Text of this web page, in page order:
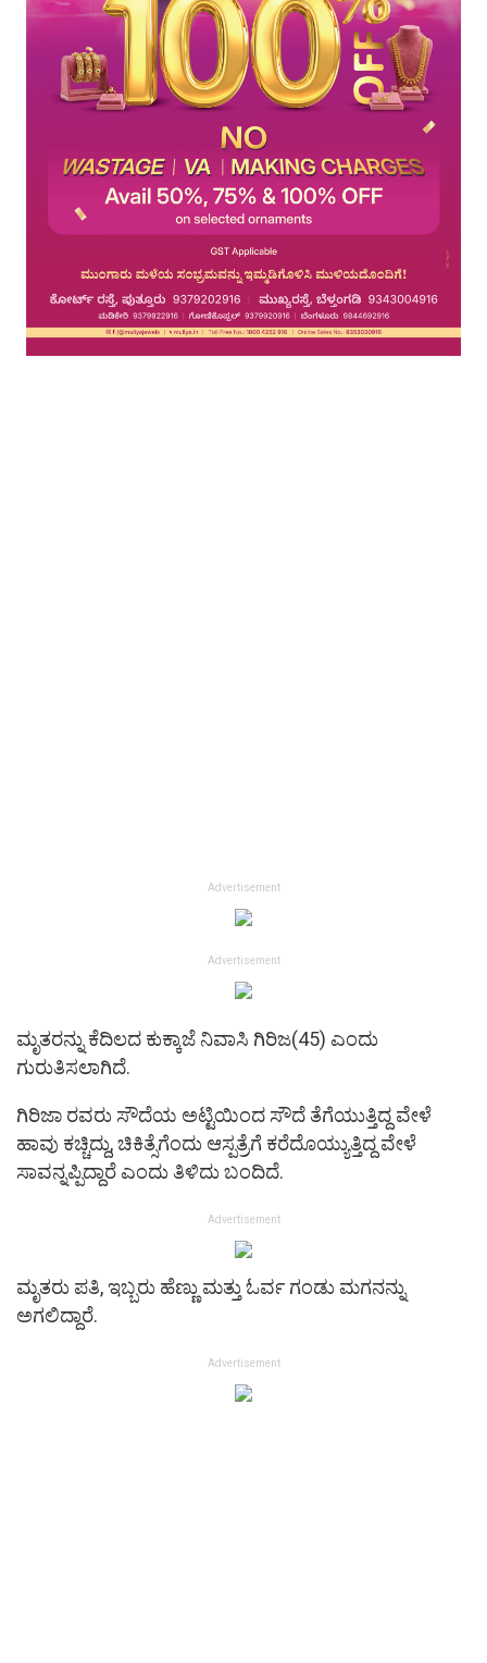
Advertisement
Advertisement
ಮೃತರನ್ನು ಕೆದಿಲದ ಕುಕ್ಕಾಜೆ ನಿವಾಸಿ ಗಿರಿಜ(45) ಎಂದು
ಗುರುತಿಸಲಾಗಿದೆ.
ಗಿರಿಜಾ ರವರು ಸೌದೆಯ ಅಟ್ಟಿಯಿಂದ ಸೌದೆ ತೆಗೆಯುತ್ತಿದ್ದ ವೇಳೆ
ಹಾವು ಕಚ್ಚಿದ್ದು, ಚಿಕಿತ್ಸೆಗೆಂದು ಆಸ್ಪತ್ರೆಗೆ ಕರೆದೊಯ್ಯುತ್ತಿದ್ದ ವೇಳೆ
ಸಾವನ್ನಪ್ಪಿದ್ದಾರೆ ಎಂದು ತಿಳಿದು ಬಂದಿದೆ.
Advertisement
ಮೃತರು ಪತಿ, ಇಬ್ಬರು ಹೆಣ್ಣು ಮತ್ತು ಓರ್ವ ಗಂಡು ಮಗನನ್ನು
ಅಗಲಿದ್ದಾರೆ.
Advertisement